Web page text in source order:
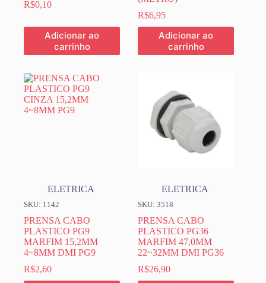
R$0,10
Adicionar ao
carrinho
R$6,95
Adicionar ao
carrinho
ELETRICA
SKU: 1142
PRENSA CABO
PLASTICO PG9
MARFIM 15,2MM
4~8MM DMI PG9
R$2,60
ELETRICA
SKU: 3518
PRENSA CABO
PLASTICO PG36
MARFIM 47,0MM
22~32MM DMI PG36
R$26,90